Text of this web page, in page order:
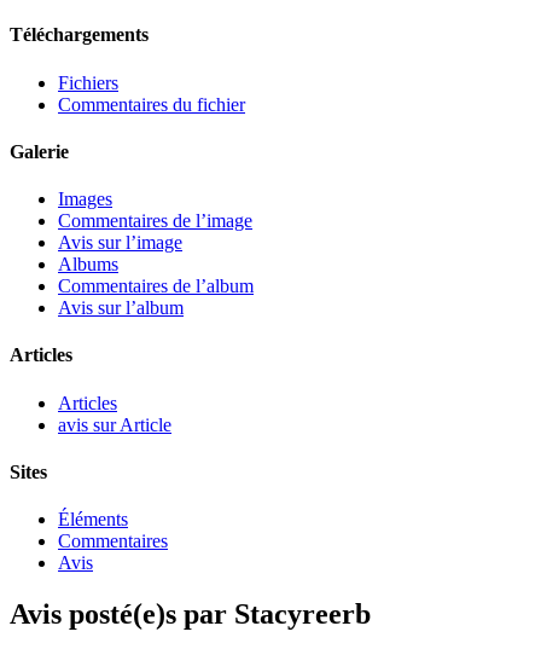
Téléchargements
Fichiers
Commentaires du fichier
Galerie
Images
Commentaires de l’image
Avis sur l’image
Albums
Commentaires de l’album
Avis sur l’album
Articles
Articles
avis sur Article
Sites
Éléments
Commentaires
Avis
Avis posté(e)s par Stacyreerb